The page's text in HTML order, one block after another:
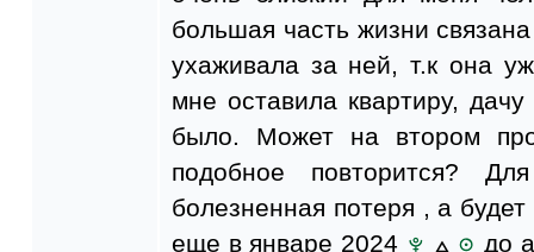
большая часть жизни
ухаживала за ней, т.к она
мне оставила квартиру,
было. Может на втором
подобное повторится?
болезненная потеря , а
еще в январе 2024
до